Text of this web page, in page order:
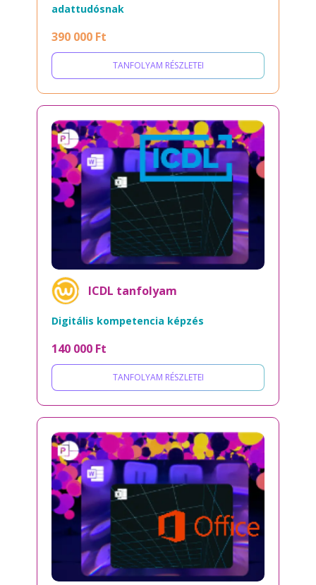
adattudósnak
390 000 Ft
TANFOLYAM RÉSZLETEI
ICDL tanfolyam
Digitális kompetencia képzés
140 000 Ft
TANFOLYAM RÉSZLETEI